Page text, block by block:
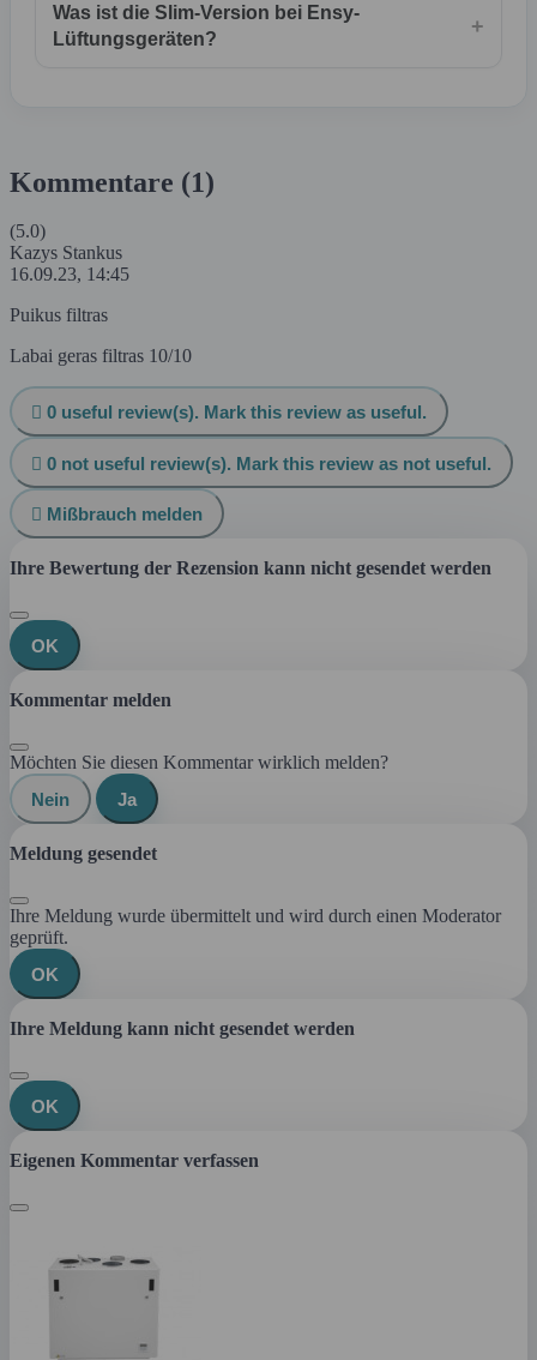
Was ist die Slim-Version bei Ensy-
Lüftungsgeräten?
+
Kommentare (1)
(5.0)
Kazys Stankus
16.09.23, 14:45
Puikus filtras
Labai geras filtras 10/10
 0 useful review(s). Mark this review as useful.
 0 not useful review(s). Mark this review as not useful.
 Mißbrauch melden
Ihre Bewertung der Rezension kann nicht gesendet werden
OK
Kommentar melden
Möchten Sie diesen Kommentar wirklich melden?
Nein
Ja
Meldung gesendet
Ihre Meldung wurde übermittelt und wird durch einen Moderator
geprüft.
OK
Ihre Meldung kann nicht gesendet werden
OK
Eigenen Kommentar verfassen